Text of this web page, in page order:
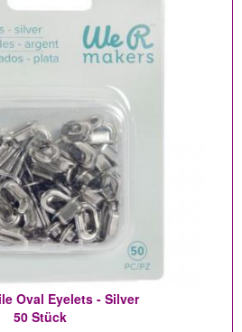
Oval Eyelets - Silver
50 Stück